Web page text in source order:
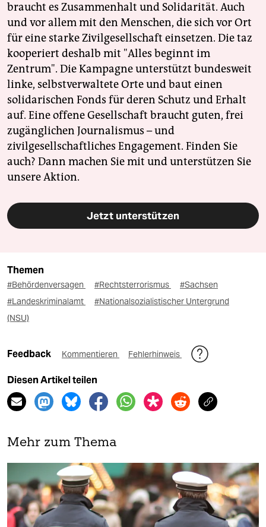
braucht es Zusammenhalt und Solidarität. Auch
und vor allem mit den Menschen, die sich vor Ort
für eine starke Zivilgesellschaft einsetzen. Die taz
kooperiert deshalb mit "Alles beginnt im
Zentrum". Die Kampagne unterstützt bundesweit
linke, selbstverwaltete Orte und baut einen
solidarischen Fonds für deren Schutz und Erhalt
auf. Eine offene Gesellschaft braucht guten, frei
zugänglichen Journalismus – und
zivilgesellschaftliches Engagement. Finden Sie
auch? Dann machen Sie mit und unterstützen Sie
unsere Aktion.
Jetzt unterstützen
Themen
#Behördenversagen #Rechtsterrorismus
#Sachsen
#Landeskriminalamt
#Nationalsozialistischer Untergrund
(NSU)
Feedback Kommentieren Fehlerhinweis
Diesen Artikel teilen
Mehr zum Thema